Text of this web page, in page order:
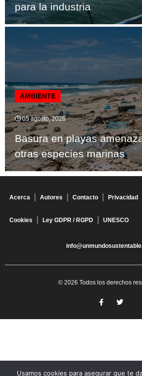
para la industria
AMBIENTE
05 agosto, 2026
Basura en playas
otras especies marinas
Acerca Autores Contacto Privacidad
Cookies Ley GDPR / RGPD UNESCO
© 2026 Todos los derechos
Usamos cookies para asegurar que te